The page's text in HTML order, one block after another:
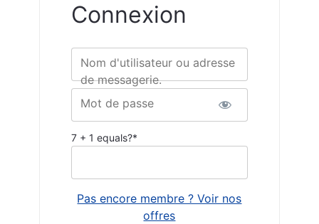
Connexion
Nom d'utilisateur ou adresse
de messagerie.
Mot de passe
7 + 1 equals?*
Pas encore membre ? Voir nos
offres